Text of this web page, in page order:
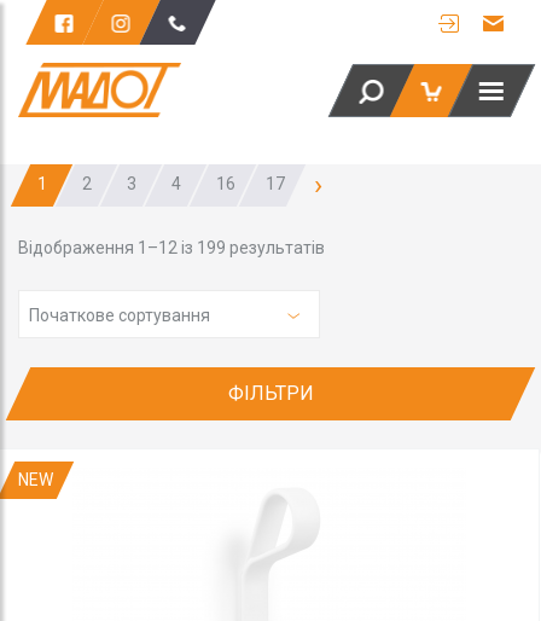
1 2 3 4 16 17 ›
Відображення 1–12 із 199 результатів
Початкове сортування
ФІЛЬТРИ
NEW